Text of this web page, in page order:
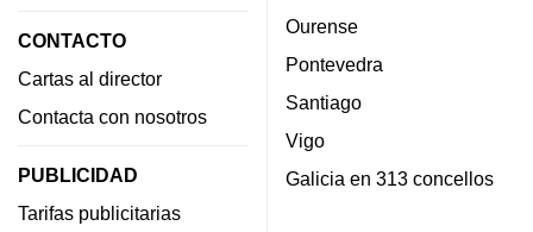
CONTACTO
Cartas al director
Contacta con nosotros
PUBLICIDAD
Tarifas publicitarias
Ourense
Pontevedra
Santiago
Vigo
Galicia en 313 concellos